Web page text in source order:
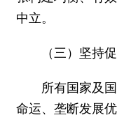
中立。
（三）坚持
所有国家及
命运、垄断发展